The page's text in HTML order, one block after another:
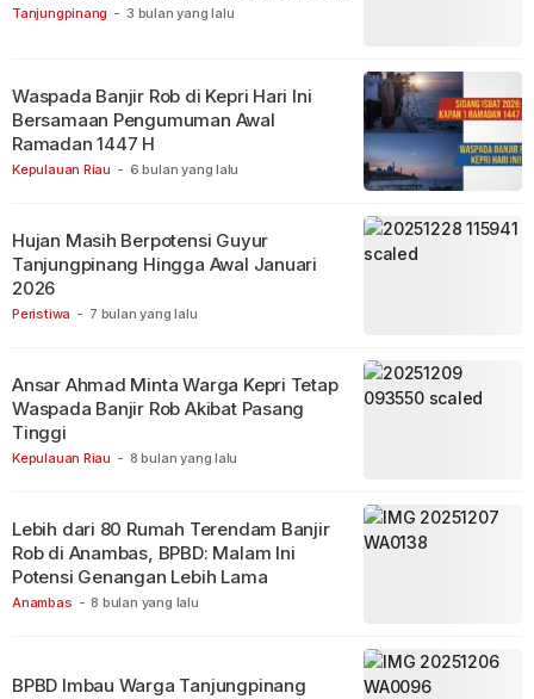
Tanjungpinang - 3 bulan yang lalu
Kepulauan Riau - 6 bulan yang lalu
Waspada Banjir Rob di Kepri Hari Ini
Bersamaan Pengumuman Awal
Ramadan 1447 H
Peristiwa - 7 bulan yang lalu
Hujan Masih Berpotensi Guyur
Tanjungpinang Hingga Awal Januari
2026
Kepulauan Riau - 8 bulan yang lalu
Ansar Ahmad Minta Warga Kepri Tetap
Waspada Banjir Rob Akibat Pasang
Tinggi
Anambas - 8 bulan yang lalu
Lebih dari 80 Rumah Terendam Banjir
Rob di Anambas, BPBD: Malam Ini
Potensi Genangan Lebih Lama
BPBD Imbau Warga Tanjungpinang